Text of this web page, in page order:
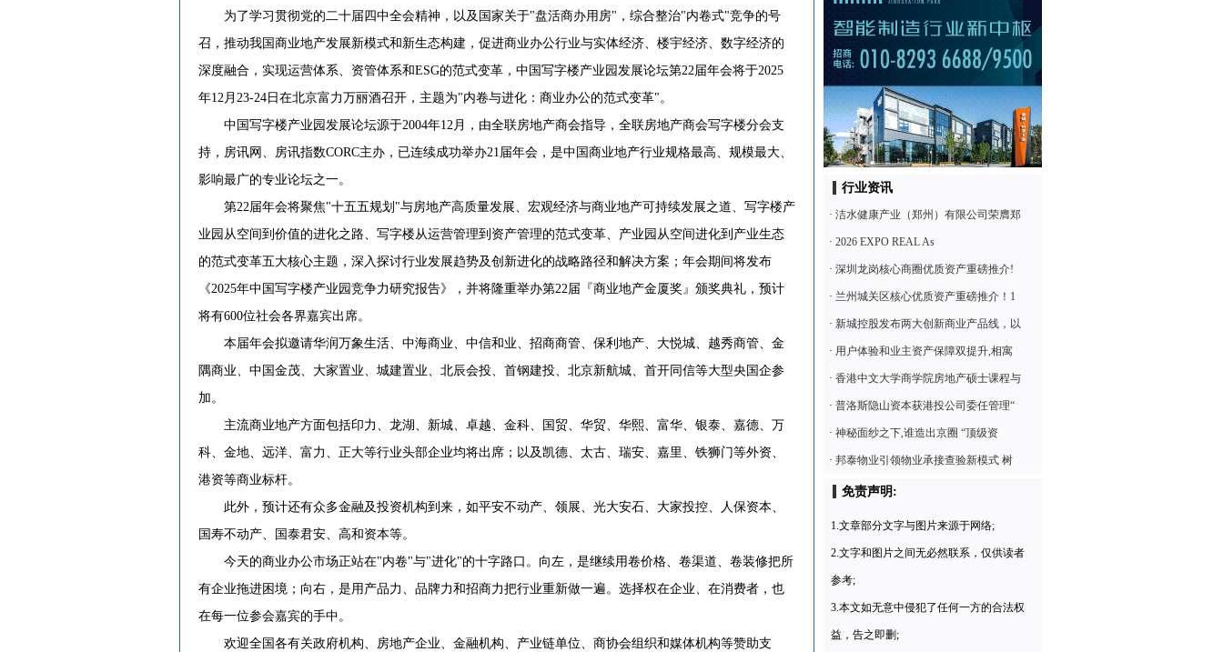
为了学习贯彻党的二十届四中全会精神，以及国家关于"盘活商办用房"，综合整治"内卷式"竞争的号
召，推动我国商业地产发展新模式和新生态构建，促进商业办公行业与实体经济、楼宇经济、数字经济的
深度融合，实现运营体系、资管体系和ESG的范式变革，中国写字楼产业园发展论坛第22届年会将于2025
年12月23-24日在北京富力万丽酒召开，主题为"内卷与进化：商业办公的范式变革"。
中国写字楼产业园发展论坛源于2004年12月，由全联房地产商会指导，全联房地产商会写字楼分会支
持，房讯网、房讯指数CORC主办，已连续成功举办21届年会，是中国商业地产行业规格最高、规模最大、
影响最广的专业论坛之一。
第22届年会将聚焦"十五五规划"与房地产高质量发展、宏观经济与商业地产可持续发展之道、写字楼产
业园从空间到价值的进化之路、写字楼从运营管理到资产管理的范式变革、产业园从空间进化到产业生态
的范式变革五大核心主题，深入探讨行业发展趋势及创新进化的战略路径和解决方案；年会期间将发布
《2025年中国写字楼产业园竞争力研究报告》，并将隆重举办第22届『商业地产金厦奖』颁奖典礼，预计
将有600位社会各界嘉宾出席。
本届年会拟邀请华润万象生活、中海商业、中信和业、招商商管、保利地产、大悦城、越秀商管、金
隅商业、中国金茂、大家置业、城建置业、北辰会投、首钢建投、北京新航城、首开同信等大型央国企参
加。
主流商业地产方面包括印力、龙湖、新城、卓越、金科、国贸、华贸、华熙、富华、银泰、嘉德、万
科、金地、远洋、富力、正大等行业头部企业均将出席；以及凯德、太古、瑞安、嘉里、铁狮门等外资、
港资等商业标杆。
此外，预计还有众多金融及投资机构到来，如平安不动产、领展、光大安石、大家投控、人保资本、
国寿不动产、国泰君安、高和资本等。
今天的商业办公市场正站在"内卷"与"进化"的十字路口。向左，是继续用卷价格、卷渠道、卷装修把所
有企业拖进困境；向右，是用产品力、品牌力和招商力把行业重新做一遍。选择权在企业、在消费者，也
在每一位参会嘉宾的手中。
欢迎全国各有关政府机构、房地产企业、金融机构、产业链单位、商协会组织和媒体机构等赞助支
行业资讯
· 洁水健康产业（郑州）有限公司荣膺郑
· 2026 EXPO REAL As
· 深圳龙岗核心商圈优质资产重磅推介!
· 兰州城关区核心优质资产重磅推介！1
· 新城控股发布两大创新商业产品线，以
· 用户体验和业主资产保障双提升,相寓
· 香港中文大学商学院房地产硕士课程与
· 普洛斯隐山资本获港投公司委任管理“
· 神秘面纱之下,谁造出京圈 “顶级资
· 邦泰物业引领物业承接查验新模式 树
免责声明:
1.文章部分文字与图片来源于网络;
2.文字和图片之间无必然联系，仅供读者
参考;
3.本文如无意中侵犯了任何一方的合法权
益，告之即删;